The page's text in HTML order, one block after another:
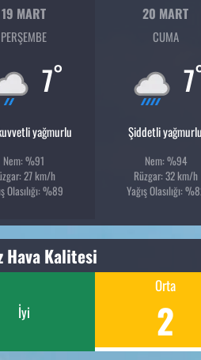
19 MART
PERŞEMBE
7°
yağmurlu
Nem: %91
27 km/h
Olasılığı: %89
20 MART
CUMA
7
Şiddetli yağmurlu
Nem: %94
Rüzgar: 32 km/h
Yağış Olasılığı:
Hava Kalitesi
İyi
Orta
2